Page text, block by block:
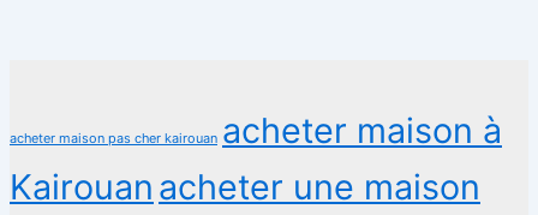
acheter maison pas cher kairouan acheter maison à
Kairouan acheter une maison